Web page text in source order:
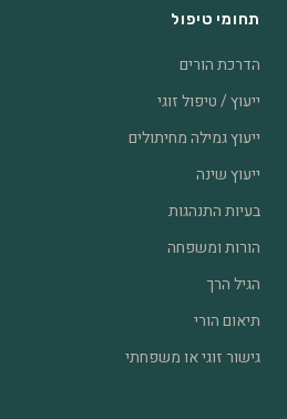
תחומי טיפול
הדרכת הורים
ייעוץ / טיפול זוגי
ייעוץ גמילה מחיתולים
ייעוץ שינה
בעיות התנהגות
הורות ומשפחה
הגיל הרך
תיאום הורי
גישור זוגי או משפחתי